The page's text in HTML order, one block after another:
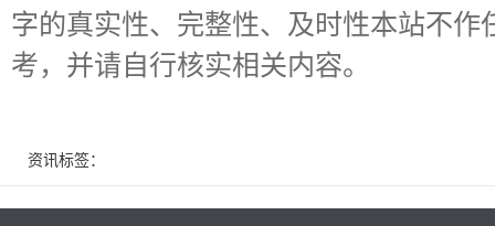
字的真实性、完整性、及时性本站不
考，并请自行核实相关内容。
资讯标签：